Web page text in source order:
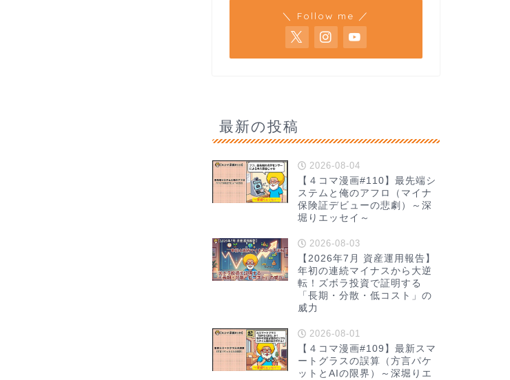
＼ Follow me ／
最新の投稿
2026-08-04
【４コマ漫画#110】最先端シ
ステムと俺のアフロ（マイナ
保険証デビューの悲劇）～深
堀りエッセイ～
2026-08-03
【2026年7月 資産運用報告】
年初の連続マイナスから大逆
転！ズボラ投資で証明する
「長期・分散・低コスト」の
威力
2026-08-01
【４コマ漫画#109】最新スマ
ートグラスの誤算（方言パケ
ットとAIの限界）～深堀りエ